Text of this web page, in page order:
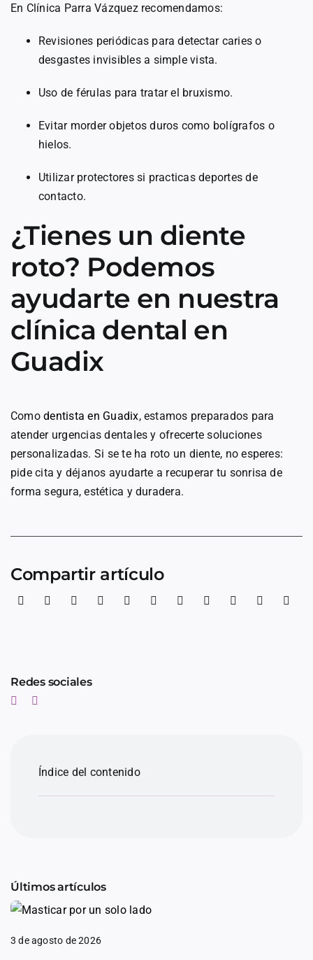
En Clínica Parra Vázquez recomendamos:
Revisiones periódicas para detectar caries o
desgastes invisibles a simple vista.
Uso de férulas para tratar el bruxismo.
Evitar morder objetos duros como bolígrafos o
hielos.
Utilizar protectores si practicas deportes de
contacto.
¿Tienes un diente
roto? Podemos
ayudarte en nuestra
clínica dental en
Guadix
Comodentista en Guadix, estamos preparados para
atender urgencias dentales y ofrecerte soluciones
personalizadas. Si se te ha roto un diente, no esperes:
pide cita y déjanos ayudarte a recuperar tu sonrisa de
forma segura, estética y duradera.
Compartir artículo
Redes sociales
Índice del contenido
Últimos artículos
3 de agosto de 2026